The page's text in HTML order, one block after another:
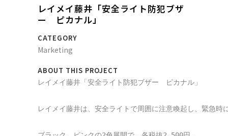
レイメイ藤井「安全ライト防犯ブザ
ー ピカナル」
CATEGORY
Marketing
ABOUT THIS PROJECT
レイメイ藤井「安全ライト防犯ブザー　ピカナル」
レイメイ藤井は、安全ライトで周囲に注意喚起し、緊急